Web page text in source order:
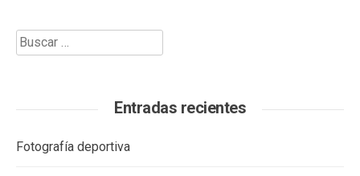
Buscar:
Entradas recientes
Fotografía deportiva